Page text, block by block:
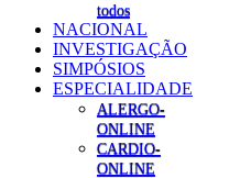
todos
NACIONAL
INVESTIGAÇÃO
SIMPÓSIOS
ESPECIALIDADE
ALERGO-
ONLINE
CARDIO-
ONLINE